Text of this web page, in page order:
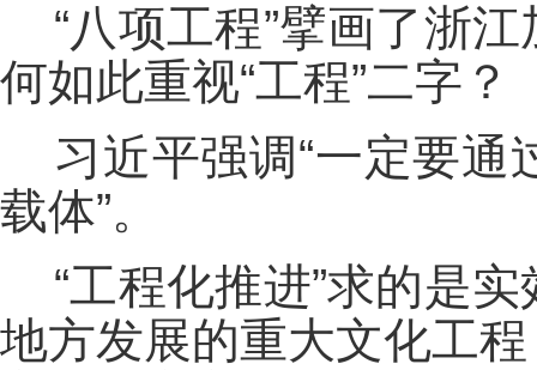
“八项工程”擘画了浙
何如此重视“工程”二字？
习近平强调“一定要
载体”。
“工程化推进”求的是
地方发展的重大文化工